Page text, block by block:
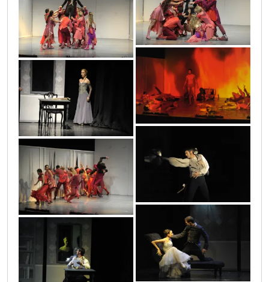
proces_40
proces_41
proces_43
puskin_19
puskin_18
proces_42
puskin_15
puskin_14